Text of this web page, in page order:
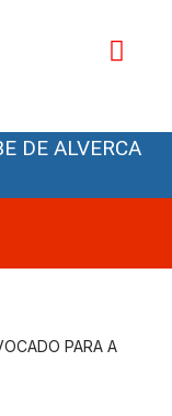
DE ALVERCA
PARA A